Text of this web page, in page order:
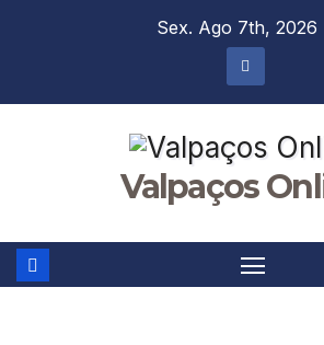
Sex. Ago 7th, 2026
Valpaços